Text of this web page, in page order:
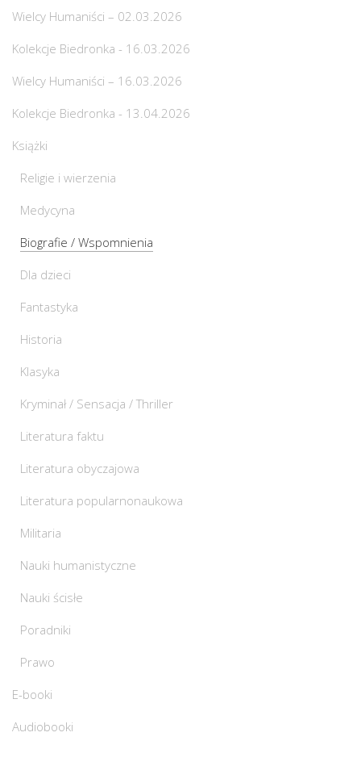
Wielcy Humaniści – 02.03.2026
Kolekcje Biedronka - 16.03.2026
Wielcy Humaniści – 16.03.2026
Kolekcje Biedronka - 13.04.2026
Książki
Religie i wierzenia
Medycyna
Biografie / Wspomnienia
Dla dzieci
Fantastyka
Historia
Klasyka
Kryminał / Sensacja / Thriller
Literatura faktu
Literatura obyczajowa
Literatura popularnonaukowa
Militaria
Nauki humanistyczne
Nauki ścisłe
Poradniki
Prawo
E-booki
Audiobooki